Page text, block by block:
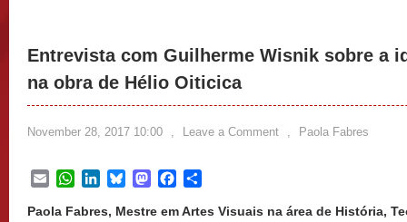
Entrevista com Guilherme Wisnik sobre a
na obra de Hélio Oiticica
November 28, 2017 10:00 , Leave a Comment , Paola Fabres
EmailWhatsApp
LinkedInBlueskyMastodonFacebook
Paola Fabres, Mestre em Artes Visuais na área de História,